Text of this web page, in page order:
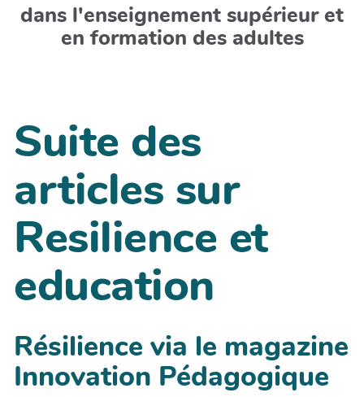
dans l'enseignement supérieur et
en formation des adultes
Suite des
articles sur
Resilience et
education
Résilience via le magazine
Innovation Pédagogique